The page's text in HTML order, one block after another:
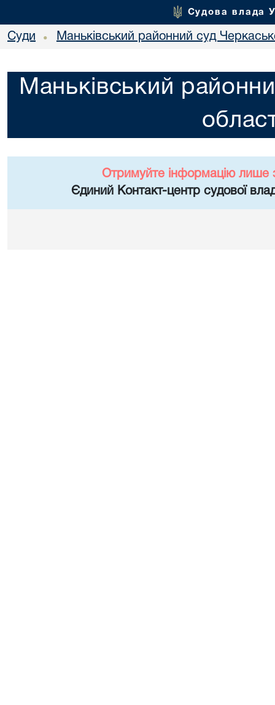
Судова влада
Суди • Маньківський районний суд
Маньківський
Отримуйте інформацію лише
Єдиний Контакт-центр судової